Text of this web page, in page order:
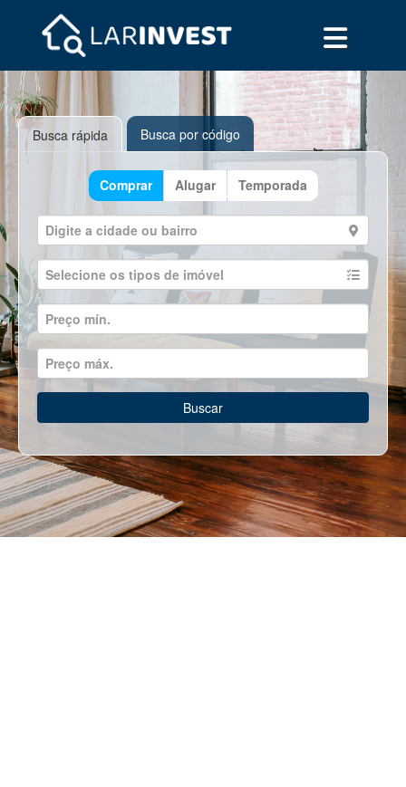
Busca rápida Busca por código
Comprar Alugar Temporada